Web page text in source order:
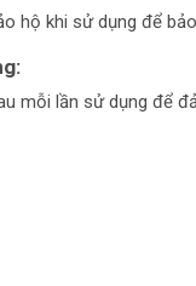
hộ khi sử dụng để
mỗi lần sử dụng để